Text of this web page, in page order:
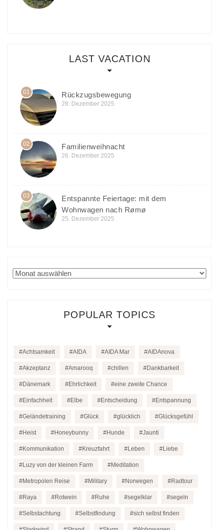
LAST VACATION
01 Rückzugsbewegung
28. Dezember 2025
02 Familienweihnacht
26. Dezember 2025
03
Entspannte Feiertage: mit dem
Wohnwagen nach Rømø
25. Dezember 2025
Archiv
POPULAR TOPICS
Achtsamkeit AIDA AIDA Mar AIDAnova
Akzeptanz Amarooq chillen Dankbarkeit
Dänemark Ehrlichkeit eine zweite Chance
Einfachheit Elbe Entscheidung Entspannung
Geländetraining Glück glücklich Glücksgefühl
Heist Honeybunny Hunde Jaunti
Kommunikation Kreuzfahrt Leben Liebe
Luzy von der kleinen Farm Meditation
Metropolen Reise Military Norwegen Radtour
Raya Rotwein Ruhe segelklar segeln
Selbstachtung Selbstfindung sich selbst finden